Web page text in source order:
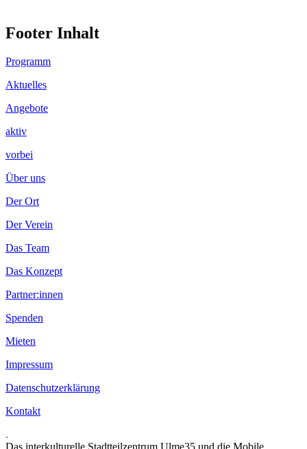
Footer Inhalt
Programm
Aktuelles
Angebote
aktiv
vorbei
Über uns
Der Ort
Der Verein
Das Team
Das Konzept
Partner:innen
Spenden
Mieten
Impressum
Datenschutzerklärung
Kontakt
.